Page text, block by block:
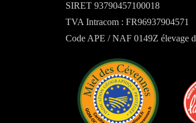
SIRET 93790457100018
TVA Intracom : FR96937904571
Code APE / NAF 0149Z élevage